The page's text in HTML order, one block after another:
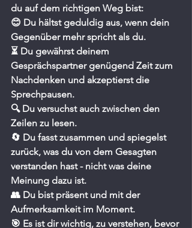
du auf dem richtigen Weg bist:
😊 Du hältst geduldig aus, wenn dein
Gegenüber mehr spricht als du.
⏳ Du gewährst deinem
Gesprächspartner genügend Zeit zum
Nachdenken und akzeptierst die
Sprechpausen.
🔍 Du versuchst auch zwischen den
Zeilen zu lesen.
🔄 Du fasst zusammen und spiegelst
zurück, was du von dem Gesagten
verstanden hast - nicht was deine
Meinung dazu ist.
👥 Du bist präsent und mit der
Aufmerksamkeit im Moment.
🎯 Es ist dir wichtig, zu verstehen, bevor